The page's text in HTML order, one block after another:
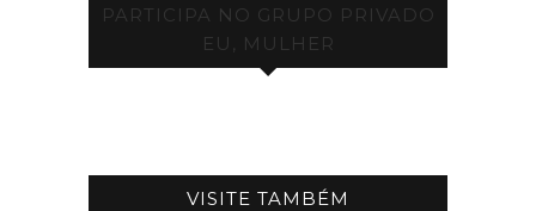
PARTICIPA NO GRUPO PRIVADO
EU, MULHER
VISITE TAMBÉM